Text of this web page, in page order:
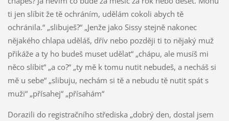
ti jen slíbit že tě ochráním, udělám cokoli abych tě
ochránila.“ „slibuješ?“ „Jenže jako Sissy stejně nakonec
nějakého chlapa uděláš, dřív nebo později ti to nějaký muž
přikáže a ty ho budeš muset udělat“ „chápu, ale musíš mi
něco slíbit“ „a co?“ „ty mě k tomu nutit nebudeš, a necháš si
mě u sebe“ „slibuju, nechám si tě a nebudu tě nutit spát s
muži“ „přísahej“ „přísahám“
Dorazili do registračního střediska „dobrý den, dostal jsem